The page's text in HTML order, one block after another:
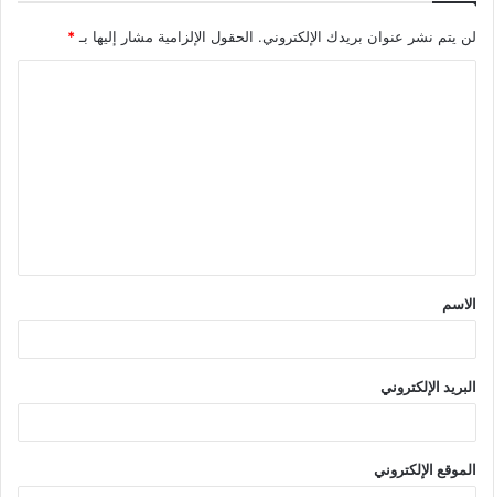
لن يتم نشر عنوان بريدك الإلكتروني. الحقول الإلزامية مشار إليها بـ*
ق
*
الاسم
البريد الإلكتروني
الموقع الإلكتروني